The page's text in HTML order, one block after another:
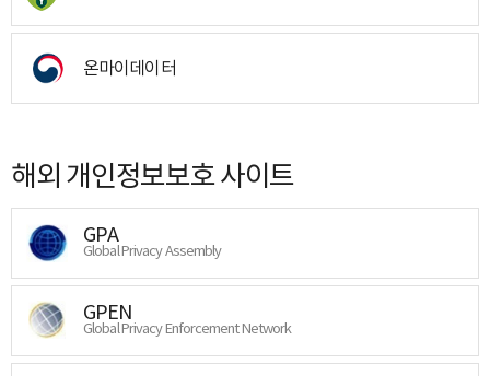
온마이데이터
해외 개인정보보호 사이트
GPA
Global Privacy Assembly
GPEN
Global Privacy Enforcement Network